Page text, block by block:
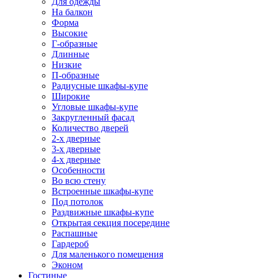
На балкон
Форма
Высокие
Г-образные
Длинные
Низкие
П-образные
Радиусные шкафы-купе
Широкие
Угловые шкафы-купе
Закругленный фасад
Количество дверей
2-х дверные
3-х дверные
4-х дверные
Особенности
Во всю стену
Встроенные шкафы-купе
Под потолок
Раздвижные шкафы-купе
Открытая секция посередине
Распашные
Гардероб
Для маленького помещения
Эконом
Гостиные